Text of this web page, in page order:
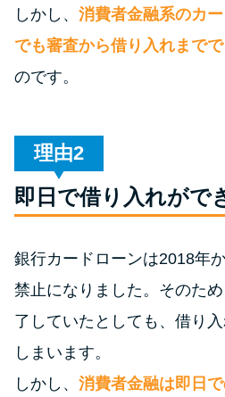
無利息期間
お金を借り
その他コラム
今月の家賃
は解決しな
家賃払えな
たい…市役
街金とは？
しかし、 消費者金融系のカ
でも審査から借り入れまで
のです。
理由
即日で借り入れがで
銀行カードローンは2018年
禁止になりました。そのた
了していたとしても、借り
しまいます。
しかし、 消費者金融は即日